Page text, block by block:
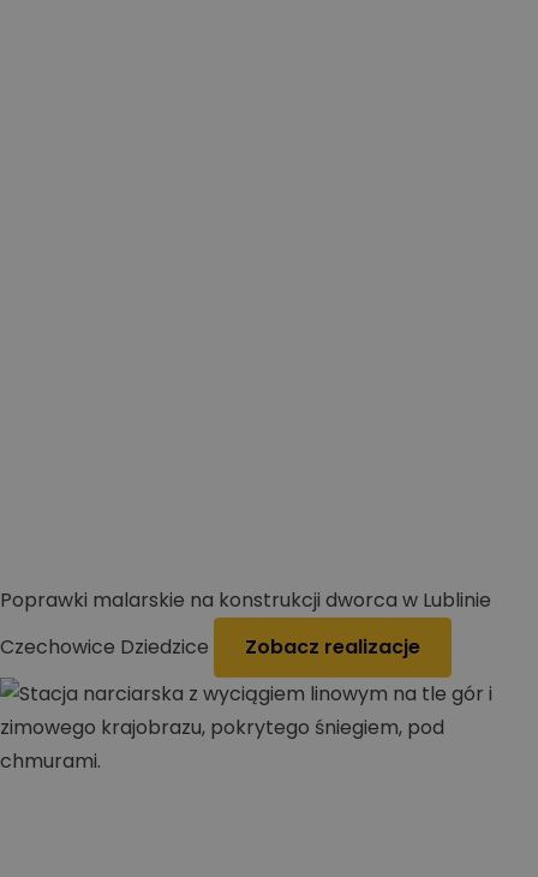
Poprawki malarskie na konstrukcji dworca w Lublinie
Czechowice Dziedzice
Zobacz realizacje